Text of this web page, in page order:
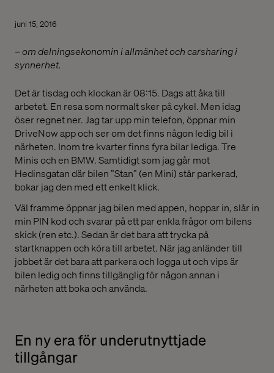
juni 15, 2016
– om delningsekonomin i allmänhet och carsharing i
synnerhet.
Det är tisdag och klockan är 08:15. Dags att åka till
arbetet. En resa som normalt sker på cykel. Men idag
öser regnet ner. Jag tar upp min telefon, öppnar min
DriveNow app och ser om det finns någon ledig bil i
närheten. Inom tre kvarter finns fyra bilar lediga. Tre
Minis och en BMW. Samtidigt som jag går mot
Hedinsgatan där bilen ”Stan” (en Mini) står parkerad,
bokar jag den med ett enkelt klick.
Väl framme öppnar jag bilen med appen, hoppar in, slår in
min PIN kod och svarar på ett par enkla frågor om bilens
skick (ren etc.). Sedan är det bara att trycka på
startknappen och köra till arbetet. När jag anländer till
jobbet är det bara att parkera och logga ut och vips är
bilen ledig och finns tillgänglig för någon annan i
närheten att boka och använda.
En ny era för underutnyttjade
tillgångar